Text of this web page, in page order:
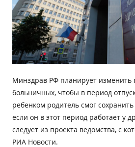
Минздрав РФ планирует изменить
больничных, чтобы в период
ребенком родитель смог
если он в этот период работает у
следует из проекта ведомства, с
РИА Новости.